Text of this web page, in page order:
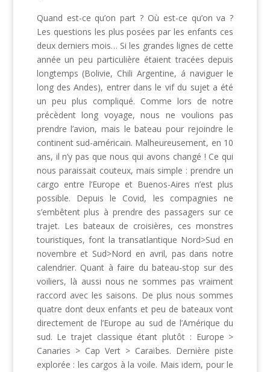
Quand est-ce qu’on part ? Où est-ce qu’on va ?
Les questions les plus posées par les enfants ces
deux derniers mois… Si les grandes lignes de cette
année un peu particulière étaient tracées depuis
longtemps (Bolivie, Chili Argentine, á naviguer le
long des Andes), entrer dans le vif du sujet a été
un peu plus compliqué. Comme lors de notre
précèdent long voyage, nous ne voulions pas
prendre l’avion, mais le bateau pour rejoindre le
continent sud-américain. Malheureusement, en 10
ans, il n’y pas que nous qui avons changé ! Ce qui
nous paraissait couteux, mais simple : prendre un
cargo entre l’Europe et Buenos-Aires n’est plus
possible. Depuis le Covid, les compagnies ne
s’embêtent plus à prendre des passagers sur ce
trajet. Les bateaux de croisières, ces monstres
touristiques, font la transatlantique Nord>Sud en
novembre et Sud>Nord en avril, pas dans notre
calendrier. Quant à faire du bateau-stop sur des
voiliers, là aussi nous ne sommes pas vraiment
raccord avec les saisons. De plus nous sommes
quatre dont deux enfants et peu de bateaux vont
directement de l’Europe au sud de l’Amérique du
sud. Le trajet classique étant plutôt : Europe >
Canaries > Cap Vert > Caraïbes. Dernière piste
explorée : les cargos à la voile. Mais idem, pour le